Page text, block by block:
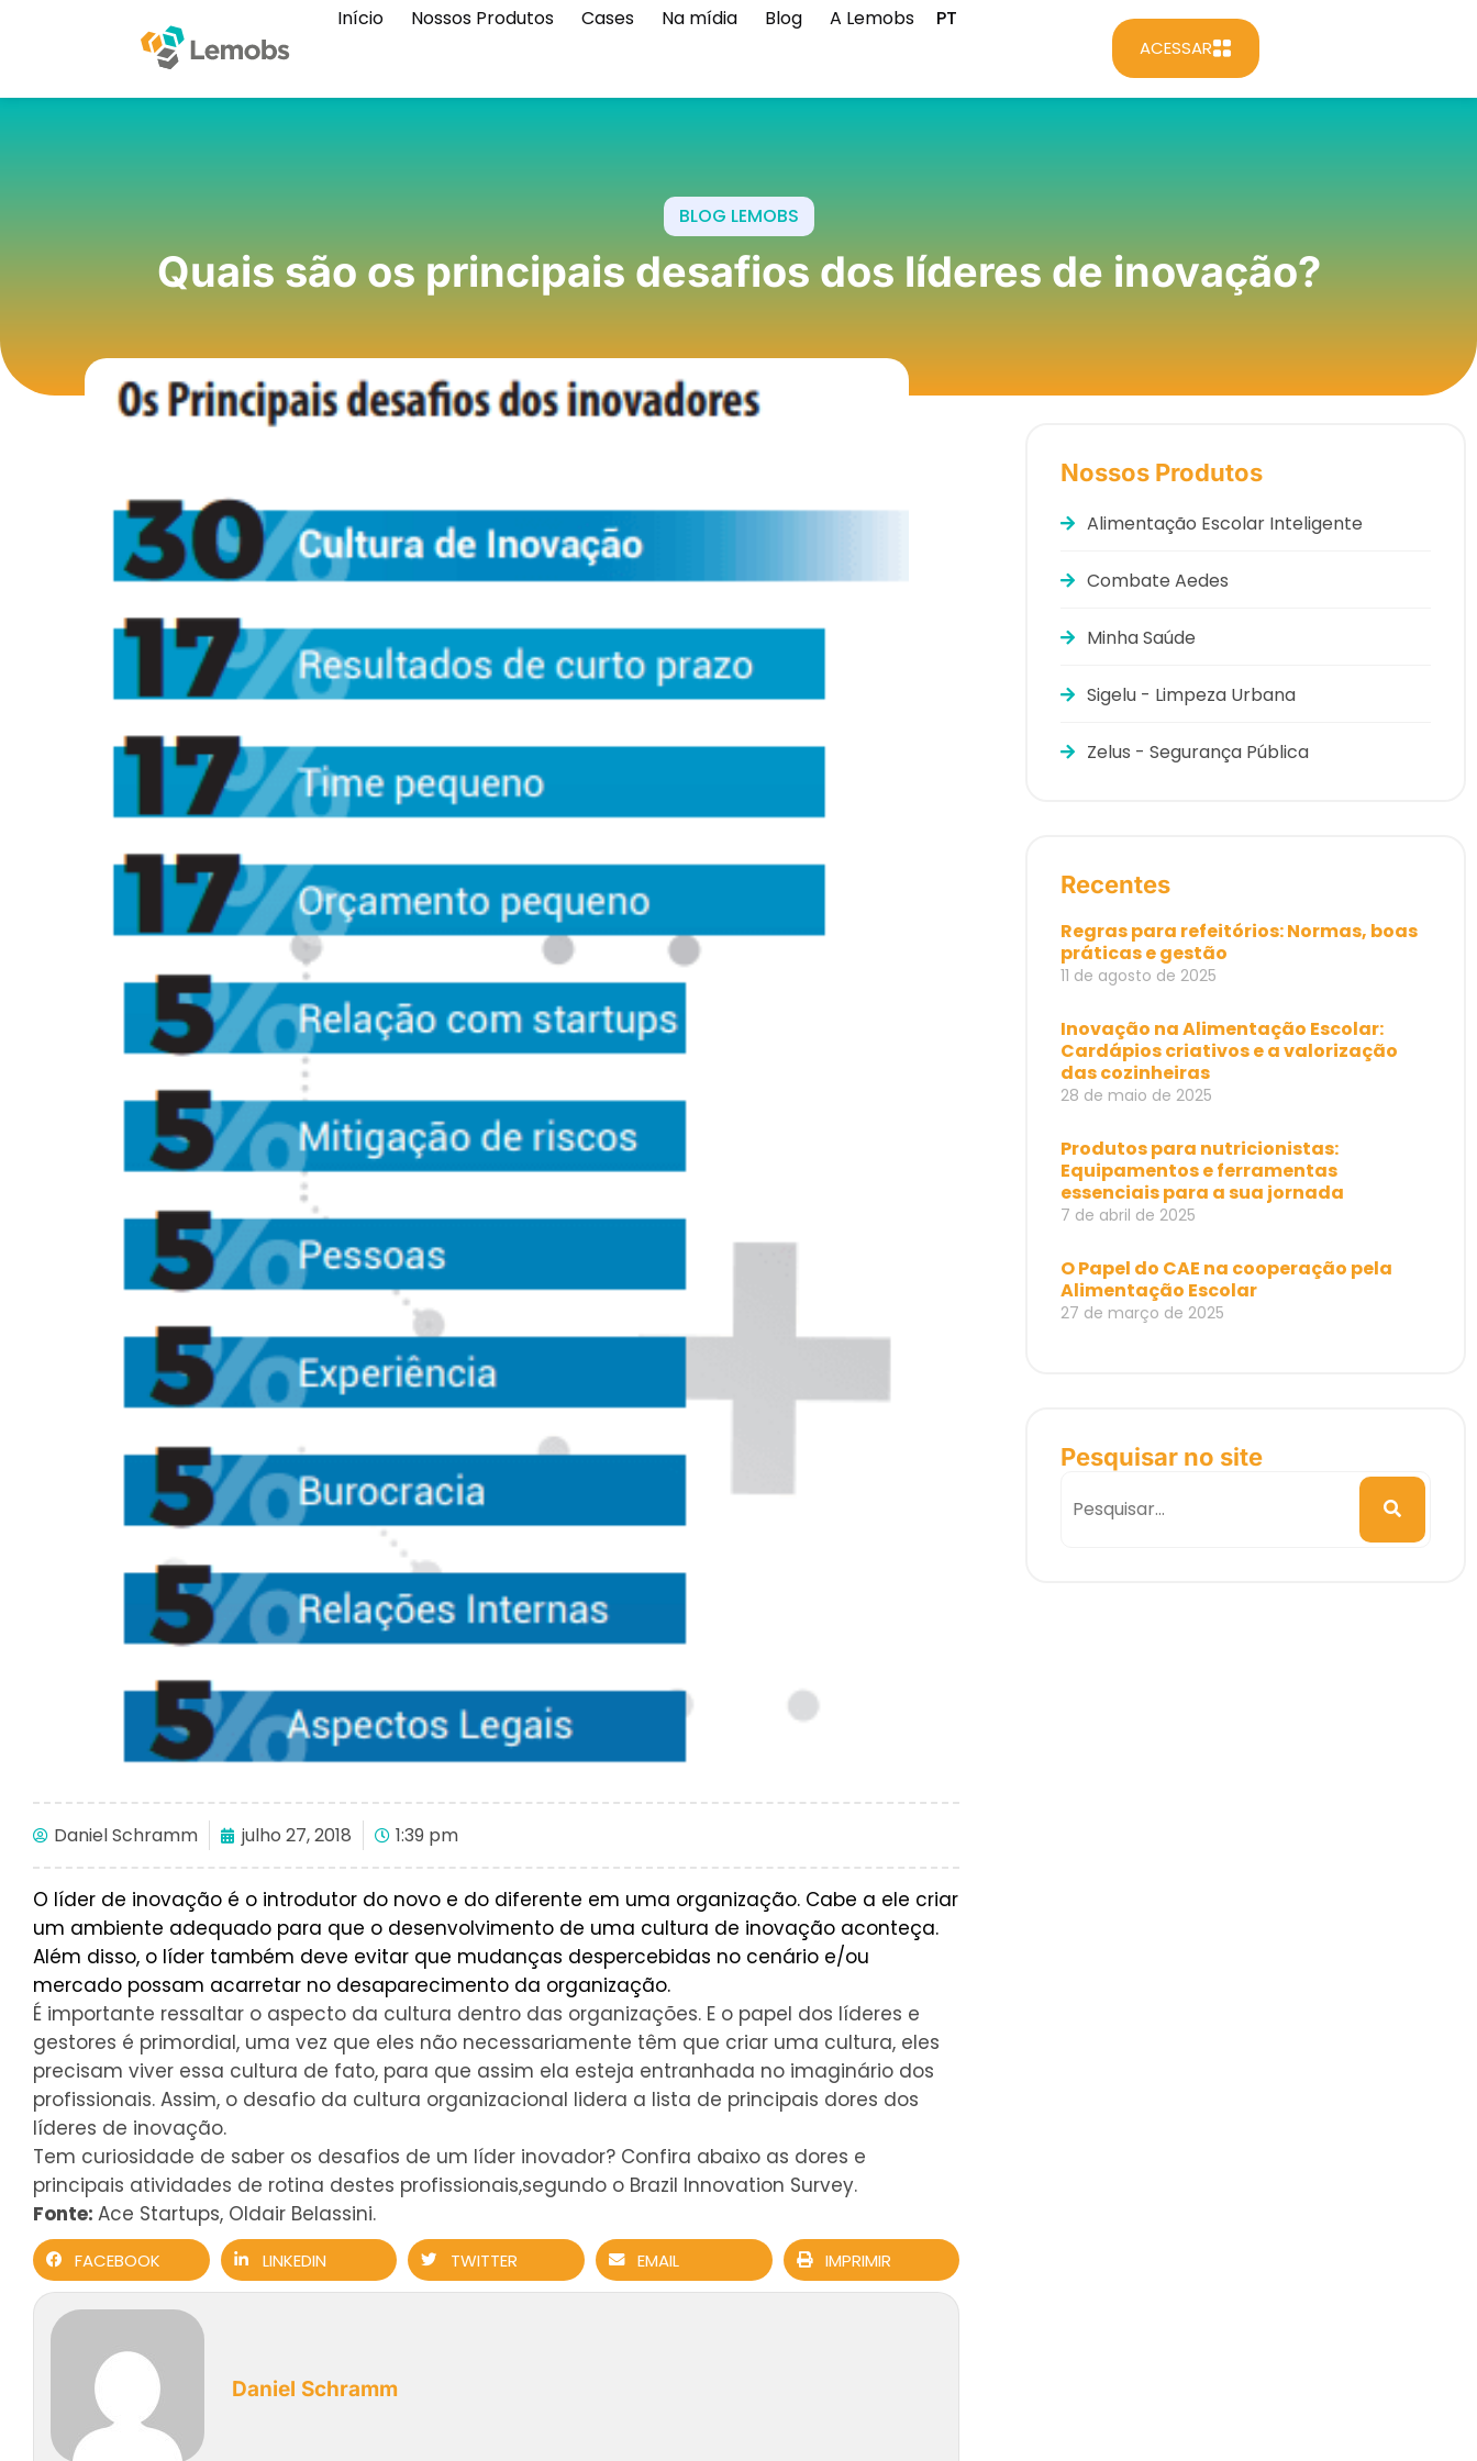
Início Nossos Produtos Cases Na mídia Blog A Lemobs PT
ACESSAR
BLOG LEMOBS
Quais são os principais desafios dos líderes de inovação?
Daniel Schramm julho 27, 2018 1:39 pm
O líder de inovação é o introdutor do novo e do diferente em uma organização. Cabe a ele criar
um ambiente adequado para que o desenvolvimento de uma cultura de inovação aconteça.
Além disso, o líder também deve evitar que mudanças despercebidas no cenário e/ou
mercado possam acarretar no desaparecimento da organização.
É importante ressaltar o aspecto da cultura dentro das organizações. E o papel dos líderes e
gestores é primordial, uma vez que eles não necessariamente têm que criar uma cultura, eles
precisam viver essa cultura de fato, para que assim ela esteja entranhada no imaginário dos
profissionais. Assim, o desafio da cultura organizacional lidera a lista de principais dores dos
líderes de inovação.
Tem curiosidade de saber os desafios de um líder inovador? Confira abaixo as dores e
principais atividades de rotina destes profissionais,segundo o Brazil Innovation Survey.
Fonte: Ace Startups, Oldair Belassini.
FACEBOOK LINKEDIN TWITTER EMAIL IMPRIMIR
Daniel Schramm
Nossos Produtos
Alimentação Escolar Inteligente
Combate Aedes
Minha Saúde
Sigelu - Limpeza Urbana
Zelus - Segurança Pública
Recentes
Regras para refeitórios: Normas, boas
práticas e gestão
11 de agosto de 2025
Inovação na Alimentação Escolar:
Cardápios criativos e a valorização
das cozinheiras
28 de maio de 2025
Produtos para nutricionistas:
Equipamentos e ferramentas
essenciais para a sua jornada
7 de abril de 2025
O Papel do CAE na cooperação pela
Alimentação Escolar
27 de março de 2025
Pesquisar no site